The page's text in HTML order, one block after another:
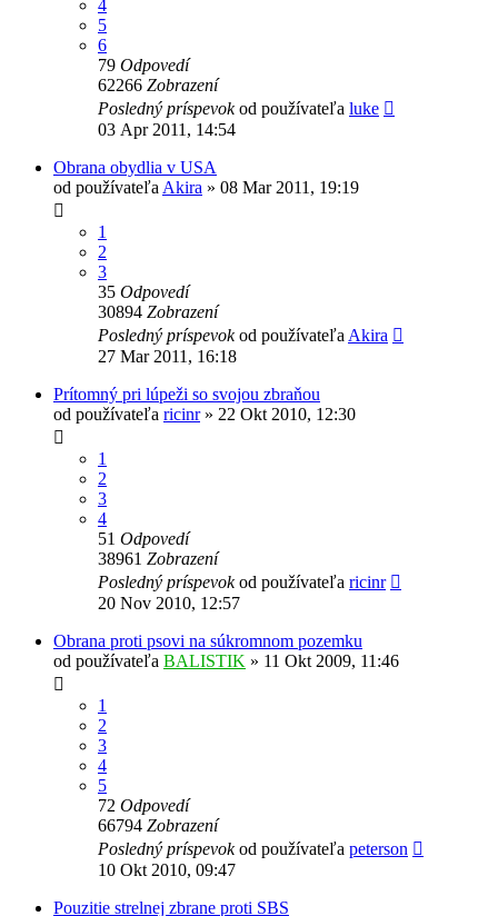
4
5
6
79 Odpovedí
62266 Zobrazení
Posledný príspevokod používateľa luke
03 Apr 2011, 14:54
Obrana obydlia v USA
od používateľa Akira » 08 Mar 2011, 19:19
1
2
3
35 Odpovedí
30894 Zobrazení
Posledný príspevokod používateľa Akira
27 Mar 2011, 16:18
Prítomný pri lúpeži so svojou zbraňou
od používateľa ricinr» 22 Okt 2010, 12:30
1
2
3
4
51 Odpovedí
38961 Zobrazení
Posledný príspevokod používateľa ricinr
20 Nov 2010, 12:57
Obrana proti psovi na súkromnom pozemku
od používateľa BALISTIK » 11 Okt 2009, 11:46
1
2
3
4
5
72 Odpovedí
66794 Zobrazení
Posledný príspevokod používateľa peterson
10 Okt 2010, 09:47
Pouzitie strelnej zbrane proti SBS